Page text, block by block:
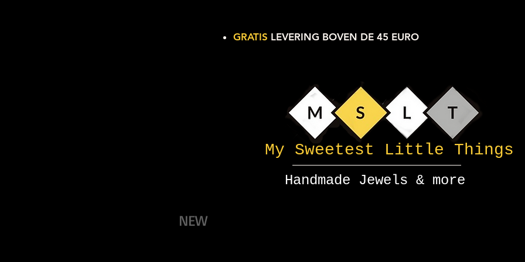
GRATIS LEVERING BOVEN DE 45 EURO
My Sweetest Little Things
Handmade Jewels & more
NEW